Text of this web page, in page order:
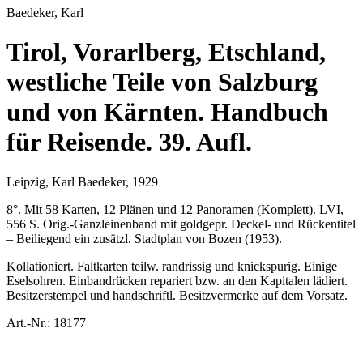
Baedeker, Karl
Tirol, Vorarlberg, Etschland,
westliche Teile von Salzburg
und von Kärnten. Handbuch
für Reisende. 39. Aufl.
Leipzig, Karl Baedeker, 1929
8°. Mit 58 Karten, 12 Plänen und 12 Panoramen (Komplett). LVI,
556 S. Orig.-Ganzleinenband mit goldgepr. Deckel- und Rückentitel
– Beiliegend ein zusätzl. Stadtplan von Bozen (1953).
Kollationiert. Faltkarten teilw. randrissig und knickspurig. Einige
Eselsohren. Einbandrücken repariert bzw. an den Kapitalen lädiert.
Besitzerstempel und handschriftl. Besitzvermerke auf dem Vorsatz.
Art.-Nr.: 18177